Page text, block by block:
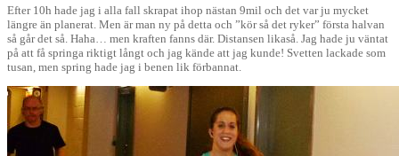
Efter 10h hade jag i alla fall skrapat ihop nästan 9mil och det var ju mycket
längre än planerat. Men är man ny på detta och ”kör så det ryker” första halvan
så går det så. Haha… men kraften fanns där. Distansen likaså. Jag hade ju väntat
på att få springa riktigt långt och jag kände att jag kunde! Svetten lackade som
tusan, men spring hade jag i benen lik förbannat.